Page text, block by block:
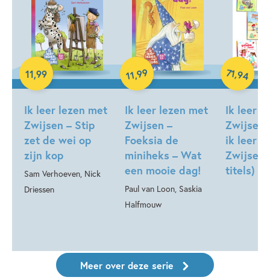
Ik leer lezen met
Zwijsen – Stip
zet de wei op
zijn kop
Sam Verhoeven, Nick
Driessen
11,99
Hardcover
Ik leer lezen met
Zwijsen –
Foeksia de
miniheks – Wat
een mooie dag!
Paul van Loon, Saskia
Halfmouw
11,99
Hardcover
Ik leer
Zwijsen
ik leer
Zwijsen
titels)
71,94
Meer over deze serie